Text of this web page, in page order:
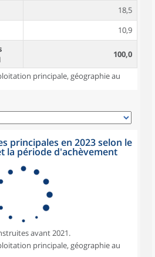
18,5
10,9
100,0
principale, géographie au
principales en 2023 selon le
la période d'achèvement
avant 2021.
principale, géographie au